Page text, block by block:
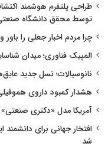
طراحی پلتفرم هوشمند
توسط محقق دانشگاه صنعتی
چرا مردم اخبار جعلی را باور
المپیک فناوری؛ میدان
نانوسیالات؛ نسل جدید
هشدار کمبود داروی
آمریکا مدل «دکتری
افتخار جهانی برای دانشمند
شد